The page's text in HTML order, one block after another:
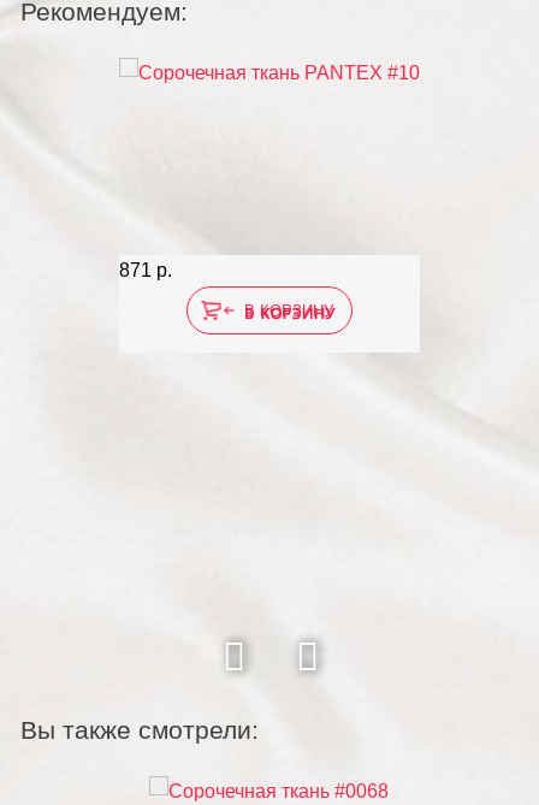
Рекомендуем:
871 р.
В КОРЗИНУ
Вы также смотрели: